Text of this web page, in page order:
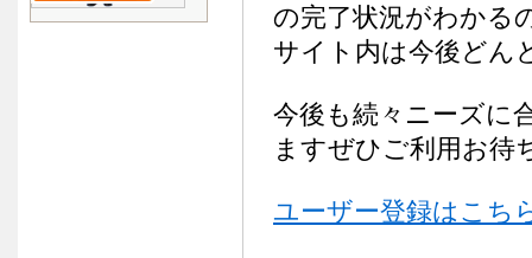
の完了状況がわかる
サイト内は今後どん
今後も続々ニーズに
ますぜひご利用お待
ユーザー登録はこち